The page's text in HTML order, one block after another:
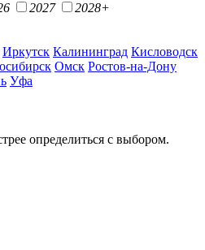
2027
2028+
Иркутск Калининград Кисловодск
Омск Ростов-на-Дону
Уфа
определиться с выбором.